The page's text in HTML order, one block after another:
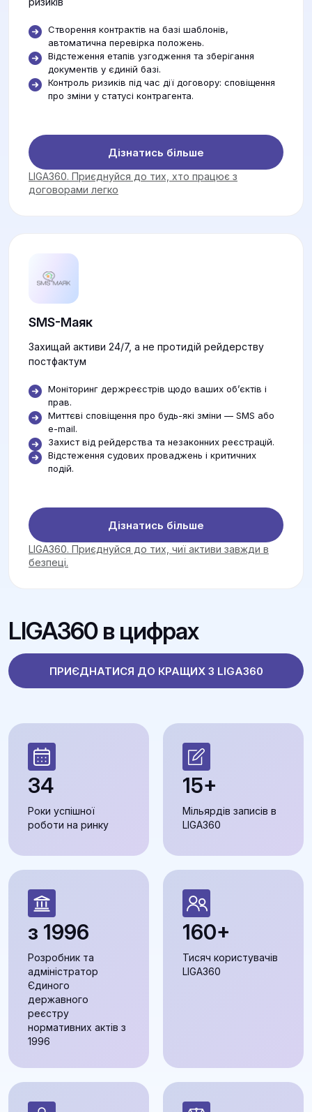
Створення контрактів на базі шаблонів,
автоматична перевірка положень.
Відстеження етапів узгодження та зберігання
документів у єдиній базі.
Контроль ризиків під час дії договору: сповіщення
про зміни у статусі контрагента.
Дізнатись більше
LIGA360. Приєднуйся до тих, хто працює з
договорами легко
SMS-Маяк
Захищай активи 24/7, а не протидій рейдерству
постфактум
Моніторинг держреєстрів щодо ваших об’єктів і
прав.
Миттєві сповіщення про будь-які зміни — SMS або
e-mail.
Захист від рейдерства та незаконних реєстрацій.
Відстеження судових проваджень і критичних
подій.
Дізнатись більше
LIGA360. Приєднуйся до тих, чиї активи завжди в
безпеці.
LIGA360 в цифрах
ПРИЄДНАТИСЯ ДО КРАЩИХ З LIGA360
34
Роки успішної
роботи на ринку
15+
Мільярдів записів в
LIGA360
з 1996
Розробник та
адміністратор
Єдиного
державного
реєстру
нормативних актів з
1996
160+
Тисяч користувачів
LIGA360